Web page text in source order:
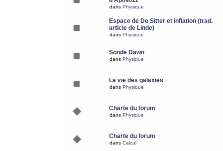
dans Physique
Espace de De Sitter et inflation (trad.
article de Linde)
dans Physique
Sonde Dawn
dans Physique
La vie des galaxies
dans Physique
Charte du forum
dans Physique
Charte du forum
dans Calcul